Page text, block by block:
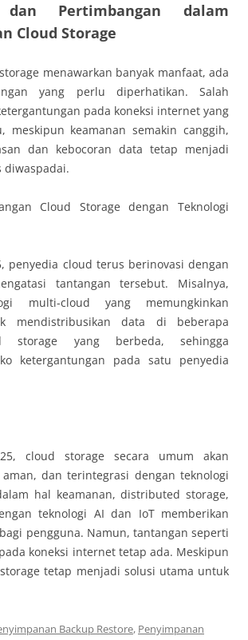
dan Pertimbangan dalam
Cloud Storage
menawarkan banyak manfaat, ada
yang perlu diperhatikan. Salah
pada koneksi internet yang
meskipun keamanan semakin canggih,
dan kebocoran data tetap menjadi
diwaspadai.
Cloud Storage dengan Teknologi
penyedia cloud terus berinovasi dengan
tantangan tersebut. Misalnya,
multi-cloud yang memungkinkan
mendistribusikan data di beberapa
storage yang berbeda, sehingga
ketergantungan pada satu penyedia
cloud storage secara umum akan
dan terintegrasi dengan teknologi
hal keamanan, distributed storage,
teknologi AI dan IoT memberikan
pengguna. Namun, tantangan seperti
koneksi internet tetap ada. Meskipun
tetap menjadi solusi utama untuk
Backup Restore, Penyimpanan